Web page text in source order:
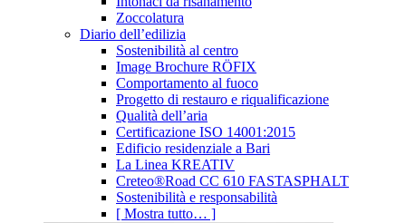
Zoccolatura
Diario dell’edilizia
Sostenibilità al centro
Image Brochure RÖFIX
Comportamento al fuoco
Progetto di restauro e riqualificazione
Qualità dell’aria
Certificazione ISO 14001:2015
Edificio residenziale a Bari
La Linea KREATIV
Creteo®Road CC 610 FASTASPHALT
Sostenibilità e responsabilità
[ Mostra tutto… ]